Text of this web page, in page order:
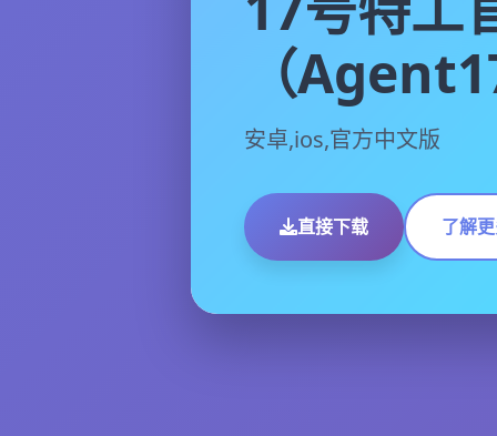
（
安卓,ios,官方中文版
直接下载 了解